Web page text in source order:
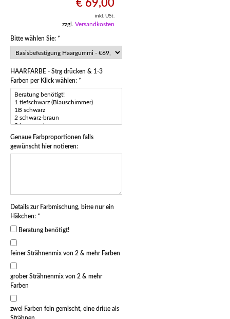
€ 69,00
inkl. USt.
zzgl. Versandkosten
Bitte wählen Sie: *
HAARFARBE - Strg drücken & 1-3
Farben per Klick wählen: *
Genaue Farbproportionen falls
gewünscht hier notieren:
Details zur Farbmischung, bitte nur ein
Häkchen: *
Beratung benötigt!
feiner Strähnenmix von 2 & mehr Farben
grober Strähnenmix von 2 & mehr
Farben
zwei Farben fein gemischt, eine dritte als